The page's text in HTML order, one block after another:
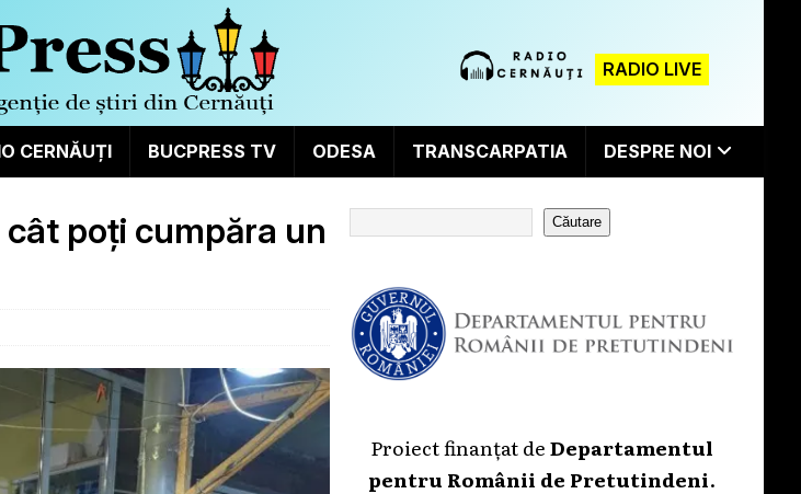
RADIO LIVE
CERNĂUȚI BUCPRESS TV ODESA TRANSCARPATIA DESPRE NOI
poți cumpăra un
Căutare
Proiect finanțat deDepartamentul
pentru Românii de Pretutindeni.